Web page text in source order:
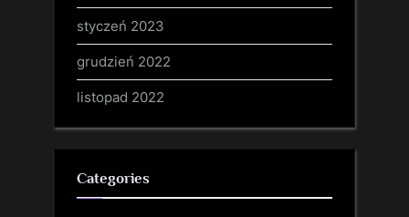
styczeń 2023
grudzień 2022
listopad 2022
Categories